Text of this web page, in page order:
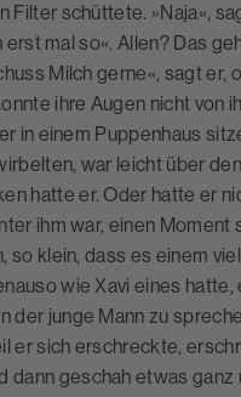
schüttete. »Naja«,
mal so«. Allen? Das
Milch gerne«, sagt er,
ihre Augen nicht von
in einem Puppenhaus
war leicht über
hatte er. Oder hatte er
ihm war, einen
so klein, dass es einem
wie Xavi eines hatte,
der junge Mann zu
er sich erschreckte,
dann geschah etwas